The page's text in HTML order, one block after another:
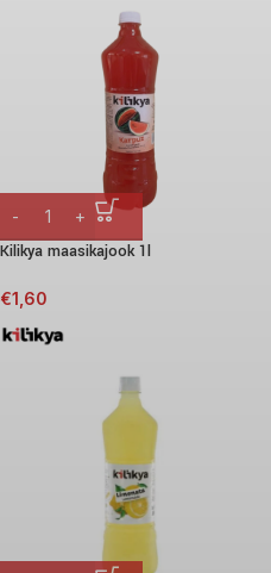
Kilikya maasikajook 1l
€1,60